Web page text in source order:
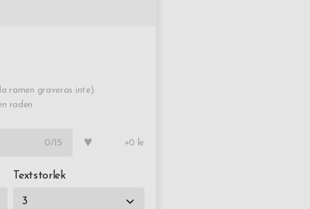
ramen graveras inte).
raden.
0/15 ♥ +0 kr
Textstorlek